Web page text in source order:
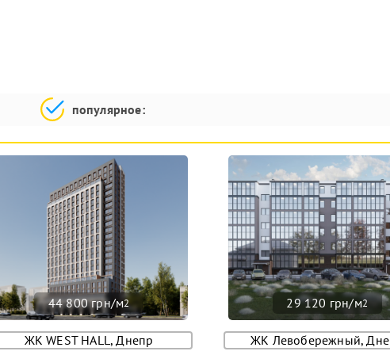
популярное:
44 800 грн/м2
ЖК WEST HALL, Днепр
29 120 грн/м2
ЖК Левобережный,